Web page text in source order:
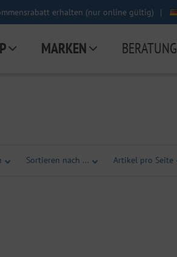
erhalten (nur online gültig) |
MARKEN BERATUNG
Sortieren nach ... Artikel pro Seite